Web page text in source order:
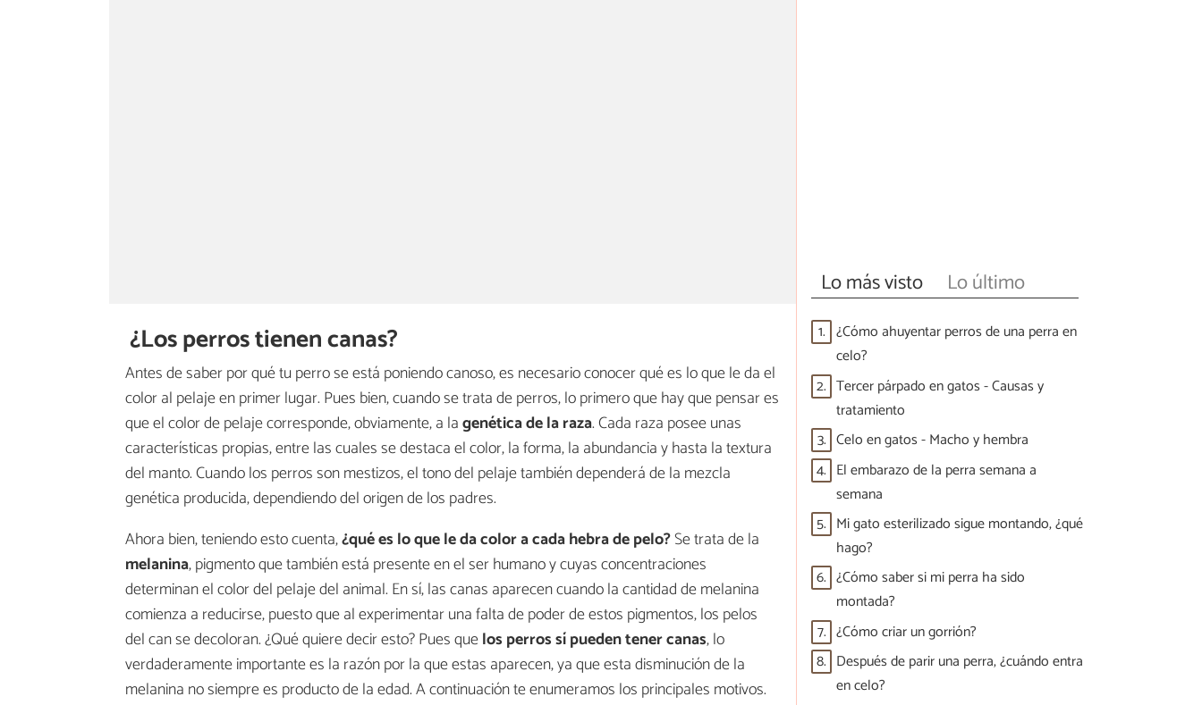
¿Los perros tienen canas?
Antes de saber por qué tu perro se está poniendo canoso, es necesario conocer qué es lo que le da el
color al pelaje en primer lugar. Pues bien, cuando se trata de perros, lo primero que hay que pensar es
que el color de pelaje corresponde, obviamente, a lagenética de la raza. Cada raza posee unas
características propias, entre las cuales se destaca el color, la forma, la abundancia y hasta la textura
del manto. Cuando los perros son mestizos, el tono del pelaje también dependerá de la mezcla
genética producida, dependiendo del origen de los padres.
Ahora bien, teniendo esto cuenta,¿qué es lo que le da color a cada hebra de pelo?Se trata de la
melanina, pigmento que también está presente en el ser humano y cuyas concentraciones
determinan el color del pelaje del animal. En sí, las canas aparecen cuando la cantidad de melanina
comienza a reducirse, puesto que al experimentar una falta de poder de estos pigmentos, los pelos
del can se decoloran. ¿Qué quiere decir esto? Pues quelos perros sí pueden tener canas, lo
verdaderamente importante es la razón por la que estas aparecen, ya que esta disminución de la
melanina no siempre es producto de la edad. A continuación te enumeramos los principales motivos.
Lo más visto Lo último
1. ¿Cómo ahuyentar perros de una perra en
celo?
2. Tercer párpado en gatos - Causas y
tratamiento
3. Celo en gatos - Macho y hembra
4. El embarazo de la perra semana a
semana
5. Mi gato esterilizado sigue montando, ¿qué
hago?
6. ¿Cómo saber si mi perra ha sido
montada?
7. ¿Cómo criar un gorrión?
8. Después de parir una perra, ¿cuándo entra
en celo?